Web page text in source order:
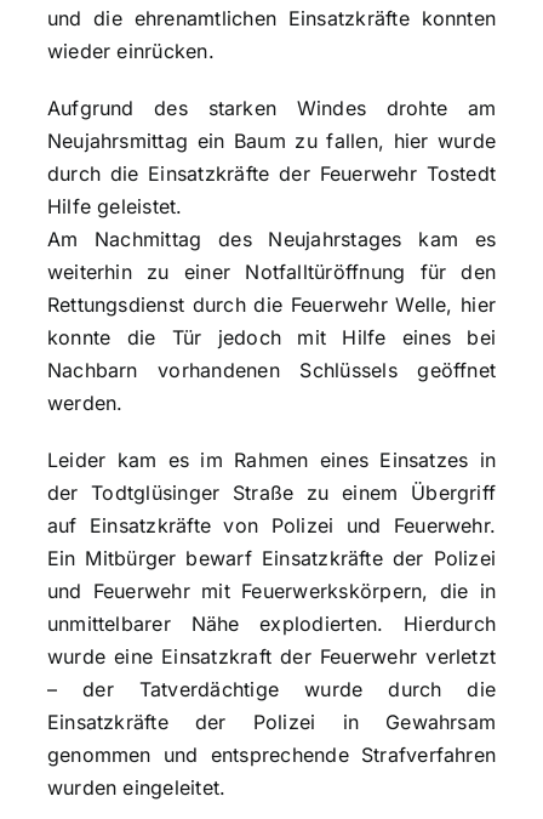
und die ehrenamtlichen Einsatzkräfte konnten
wieder einrücken.
Aufgrund des starken Windes drohte am
Neujahrsmittag ein Baum zu fallen, hier wurde
durch die Einsatzkräfte der Feuerwehr Tostedt
Hilfe geleistet.
Am Nachmittag des Neujahrstages kam es
weiterhin zu einer Notfalltüröffnung für den
Rettungsdienst durch die Feuerwehr Welle, hier
konnte die Tür jedoch mit Hilfe eines bei
Nachbarn vorhandenen Schlüssels geöffnet
werden.
Leider kam es im Rahmen eines Einsatzes in
der Todtglüsinger Straße zu einem Übergriff
auf Einsatzkräfte von Polizei und Feuerwehr.
Ein Mitbürger bewarf Einsatzkräfte der Polizei
und Feuerwehr mit Feuerwerkskörpern, die in
unmittelbarer Nähe explodierten. Hierdurch
wurde eine Einsatzkraft der Feuerwehr verletzt
– der Tatverdächtige wurde durch die
Einsatzkräfte der Polizei in Gewahrsam
genommen und entsprechende Strafverfahren
wurden eingeleitet.